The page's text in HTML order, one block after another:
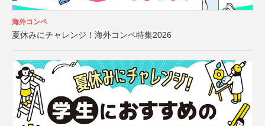
海外コンペ
夏休みにチャレンジ！海外コンペ特集2026